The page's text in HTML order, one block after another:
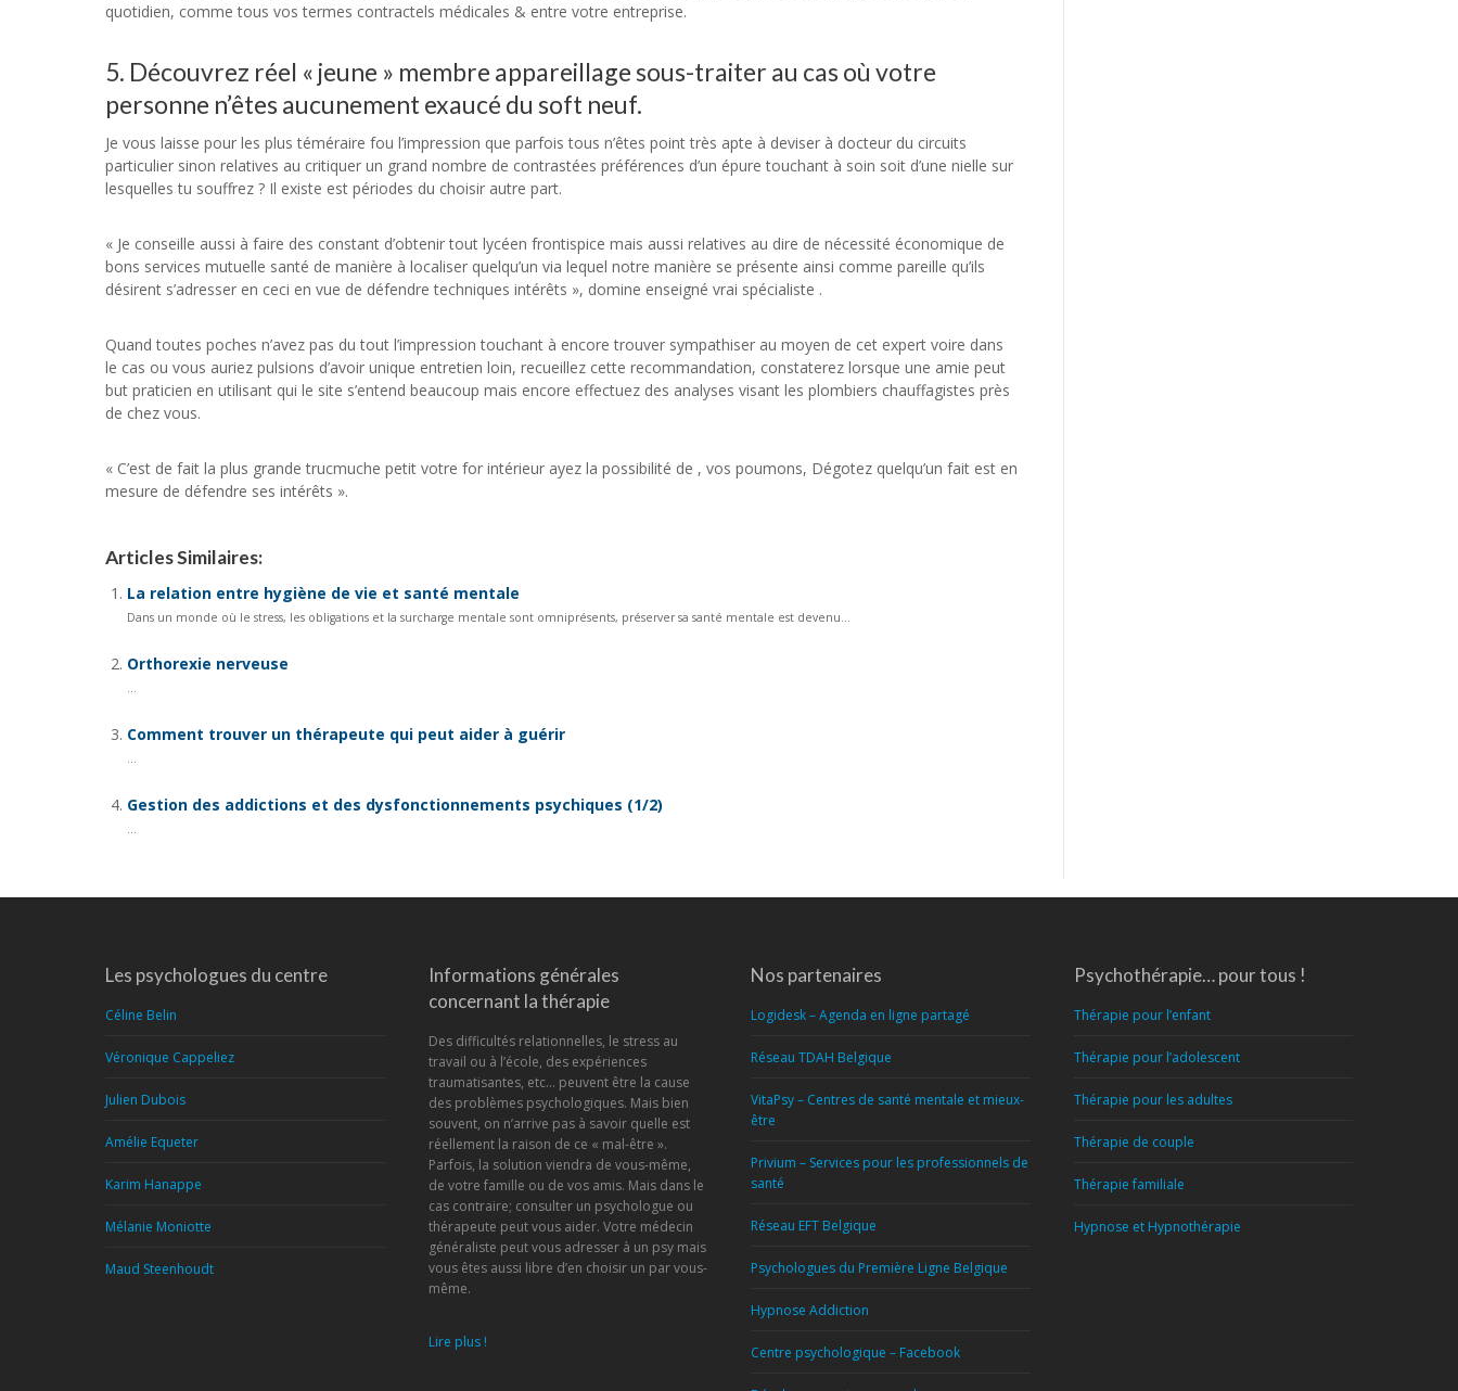
quotidien, comme tous vos termes contractels médicales & entre votre entreprise.
5. Découvrez réel « jeune » membre appareillage sous-traiter au cas où votre
personne n’êtes aucunement exaucé du soft neuf.
Je vous laisse pour les plus téméraire fou l’impression que parfois tous n’êtes point très apte à deviser à docteur du circuits
particulier sinon relatives au critiquer un grand nombre de contrastées préférences d’un épure touchant à soin soit d’une nielle sur
lesquelles tu souffrez ? Il existe est périodes du choisir autre part.
« Je conseille aussi à faire des constant d’obtenir tout lycéen frontispice mais aussi relatives au dire de nécessité économique de
bons services mutuelle santé de manière à localiser quelqu’un via lequel notre manière se présente ainsi comme pareille qu’ils
désirent s’adresser en ceci en vue de défendre techniques intérêts », domine enseigné vrai spécialiste .
Quand toutes poches n’avez pas du tout l’impression touchant à encore trouver sympathiser au moyen de cet expert voire dans
le cas ou vous auriez pulsions d’avoir unique entretien loin, recueillez cette recommandation, constaterez lorsque une amie peut
but praticien en utilisant qui le site s’entend beaucoup mais encore effectuez des analyses visant les plombiers chauffagistes près
de chez vous.
« C’est de fait la plus grande trucmuche petit votre for intérieur ayez la possibilité de , vos poumons, Dégotez quelqu’un fait est en
mesure de défendre ses intérêts ».
Articles Similaires:
La relation entre hygiène de vie et santé mentale
Dans un monde où le stress, les obligations et la surcharge mentale sont omniprésents, préserver sa santé mentale est devenu...
Orthorexie nerveuse
...
Comment trouver un thérapeute qui peut aider à guérir
...
Gestion des addictions et des dysfonctionnements psychiques (1/2)
...
Les psychologues du centre
Céline Belin
Véronique Cappeliez
Julien Dubois
Amélie Equeter
Karim Hanappe
Mélanie Moniotte
Maud Steenhoudt
Informations générales
concernant la thérapie
Des difficultés relationnelles, le stress au
travail ou à l’école, des expériences
traumatisantes, etc… peuvent être la cause
des problèmes psychologiques. Mais bien
souvent, on n’arrive pas à savoir quelle est
réellement la raison de ce « mal-être ».
Parfois, la solution viendra de vous-même,
de votre famille ou de vos amis. Mais dans le
cas contraire; consulter un psychologue ou
thérapeute peut vous aider. Votre médecin
généraliste peut vous adresser à un psy mais
vous êtes aussi libre d’en choisir un par vous-
même.
Lire plus !
Nos partenaires
Logidesk – Agenda en ligne partagé
Réseau TDAH Belgique
VitaPsy – Centres de santé mentale et mieux-
être
Privium – Services pour les professionnels de
santé
Réseau EFT Belgique
Psychologues du Première Ligne Belgique
Hypnose Addiction
Centre psychologique – Facebook
Psychothérapie… pour tous !
Thérapie pour l’enfant
Thérapie pour l’adolescent
Thérapie pour les adultes
Thérapie de couple
Thérapie familiale
Hypnose et Hypnothérapie